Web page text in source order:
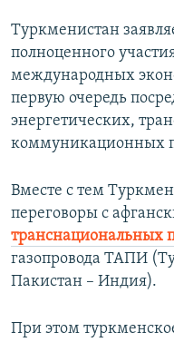
Туркменистан
полноценного
международных
первую очередь
энергетических,
коммуникационных
Вместе с тем
переговоры с
транснациональных
газопровода ТАПИ
Пакистан – Индия).
При этом